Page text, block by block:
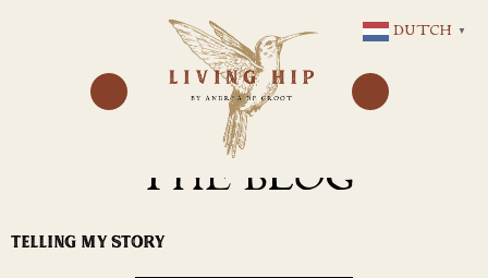
NAAR
DE
INHOUD
THE BLOG
TELLING MY STORY
DUTCH ▼